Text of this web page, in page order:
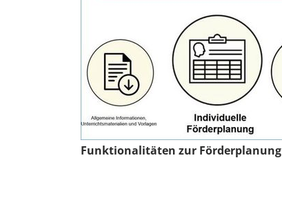
Funktionalitäten zur Förderplanung